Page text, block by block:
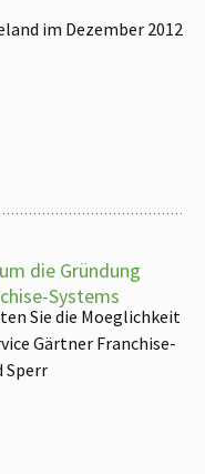
im Dezember 2012
die Gründung
Systems
Sie die Moeglichkeit
Gärtner Franchise-
Sperr